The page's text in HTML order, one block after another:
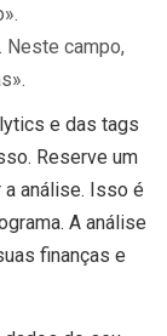
Neste campo,
e das tags
Reserve um
a análise. Isso é
A análise
finanças e